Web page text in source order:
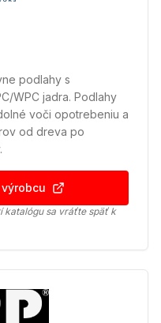
podlahy s
WPC jadra. Podlahy
voči opotrebeniu a
od dreva po
katalógu sa vráťte späť k